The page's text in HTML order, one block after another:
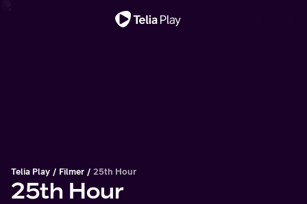
Telia Play Filmer 25th Hour
25th Hour